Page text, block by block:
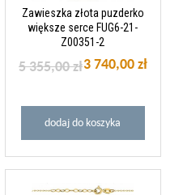
Zawieszka złota puzderko
większe serce FUG6-21-
Z00351-2
3 740,00 zł
5 355,00 zł
dodaj do koszyka